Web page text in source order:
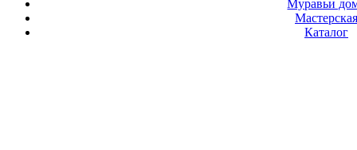
Муравьи
Мастерская
Каталог